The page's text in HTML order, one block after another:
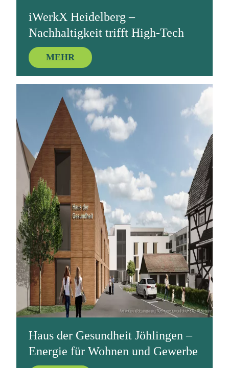
iWerkX Heidelberg –
Nachhaltigkeit trifft High-Tech
MEHR
Haus der Gesundheit Jöhlingen –
Energie für Wohnen und Gewerbe